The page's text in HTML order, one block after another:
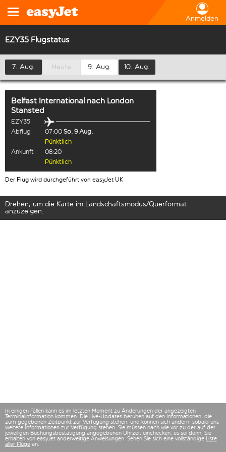
Anmelden
EZY35 Flugstatus
7. Aug. Heute 9. Aug. 10. Aug.
Belfast International nach London
Stansted
EZY35
Abflug
07:00 So. 9 Aug.
Pünktlich
Ankunft
08:20
Pünktlich
Der Flug wird durchgeführt von easyJet UK
Drehen, um die Karte im Landschaftsmodus/Querformat
anzuzeigen.
In einigen Fällen kann es im letzten Moment zu Änderungen der angezeigten
Terminalinformation kommen. Die Live-Updates beruhen auf den Informationen, die
zum gegebenen Zeitpunkt zur Verfügung stehen, und können sich ändern, sobald uns
weitere Informationen zur Verfügung stehen. Sie müssen nach wie vor zu der auf der
jeweiligen Buchungsbestätigung angegebenen Uhrzeit einchecken, es sei denn, Sie
erhalten von easyJet anderweitige Anweisungen. Sehen Sie sich eine vollständige Liste
aller Flüge an.